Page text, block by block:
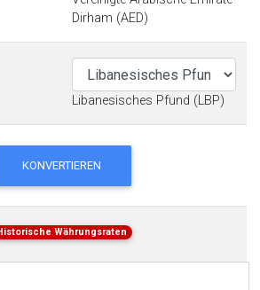
Dirham (AED)
Libanesisches Pfund (LBP)
KONVERTIEREN
Währungsraten